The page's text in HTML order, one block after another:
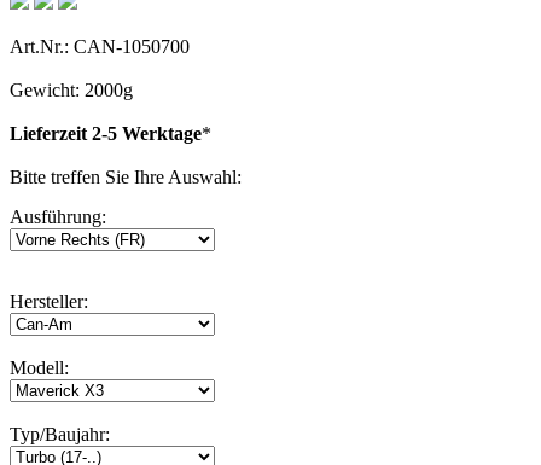
Art.Nr.: CAN-1050700
Gewicht: 2000g
Lieferzeit 2-5 Werktage*
Bitte treffen Sie Ihre Auswahl:
Ausführung:
Hersteller:
Modell:
Typ/Baujahr: